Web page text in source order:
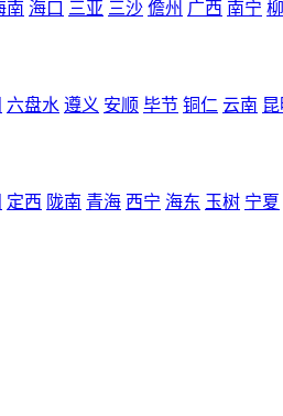
南 海口 三亚 三沙 儋州 广西 南宁
六盘水 遵义 安顺 毕节 铜仁 云南 昆
定西 陇南 青海 西宁 海东 玉树 宁夏